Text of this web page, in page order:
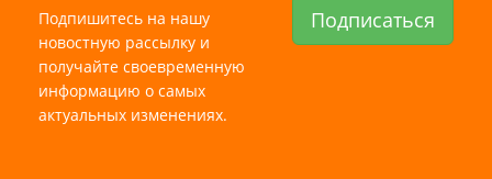
Подпишитесь на нашу
новостную рассылку и
получайте своевременную
информацию о самых
актуальных изменениях.
Подписаться